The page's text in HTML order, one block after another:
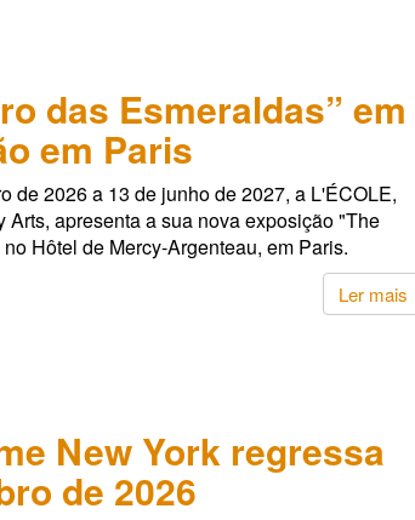
das Esmeraldas” em
em Paris
de 2026 a 13 de junho de 2027, a L'ÉCOLE,
Arts, apresenta a sua nova exposição "The
Hôtel de Mercy-Argenteau, em Paris.
Ler mais
New York regressa
de 2026